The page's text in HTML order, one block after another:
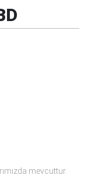
mevcuttur.